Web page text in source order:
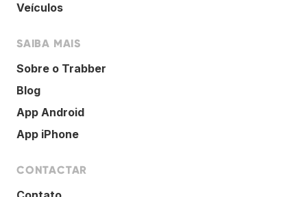
Veículos
SAIBA MAIS
Sobre o Trabber
Blog
App Android
App iPhone
CONTACTAR